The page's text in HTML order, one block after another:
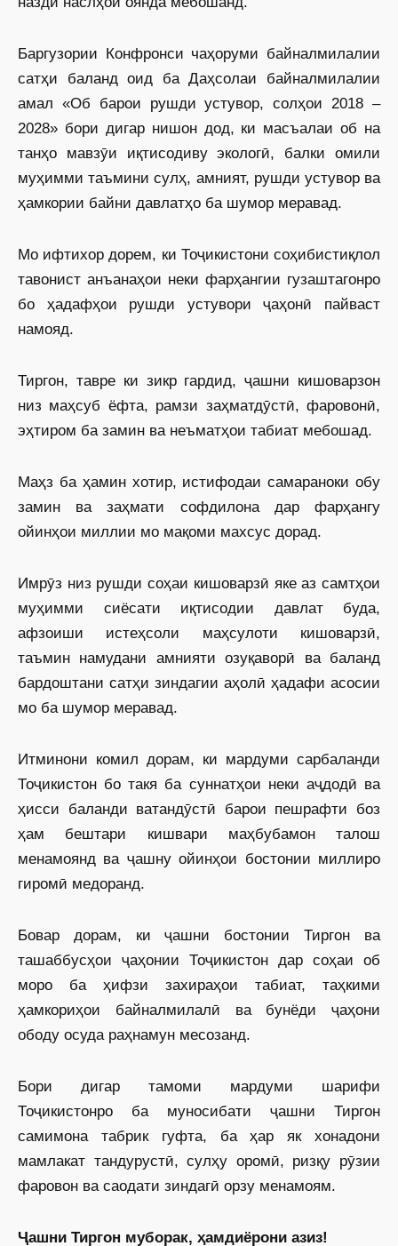
Баргузории Конфронси чаҳоруми байналмилалии
сатҳи баланд оид ба Даҳсолаи байналмилалии
амал «Об барои рушди устувор, солҳои 2018 –
2028» бори дигар нишон дод, ки масъалаи об на
танҳо мавзӯи иқтисодиву экологӣ, балки омили
муҳимми таъмини сулҳ, амният, рушди устувор ва
ҳамкории байни давлатҳо ба шумор меравад.
Мо ифтихор дорем, ки Тоҷикистони соҳибистиқлол
тавонист анъанаҳои неки фарҳангии гузаштагонро
бо ҳадафҳои рушди устувори ҷаҳонӣ пайваст
намояд.
Тиргон, тавре ки зикр гардид, ҷашни кишоварзон
низ маҳсуб ёфта, рамзи заҳматдӯстӣ, фаровонӣ,
эҳтиром ба замин ва неъматҳои табиат мебошад.
Маҳз ба ҳамин хотир, истифодаи самараноки обу
замин ва заҳмати софдилона дар фарҳангу
ойинҳои миллии мо мақоми махсус дорад.
Имрӯз низ рушди соҳаи кишоварзӣ яке аз самтҳои
муҳимми сиёсати иқтисодии давлат буда,
афзоиши истеҳсоли маҳсулоти кишоварзӣ,
таъмин намудани амнияти озуқаворӣ ва баланд
бардоштани сатҳи зиндагии аҳолӣ ҳадафи асосии
мо ба шумор меравад.
Итминони комил дорам, ки мардуми сарбаланди
Тоҷикистон бо такя ба суннатҳои неки аҷдодӣ ва
ҳисси баланди ватандӯстӣ барои пешрафти боз
ҳам бештари кишвари маҳбубамон талош
менамоянд ва ҷашну ойинҳои бостонии миллиро
гиромӣ медоранд.
Бовар дорам, ки ҷашни бостонии Тиргон ва
ташаббусҳои ҷаҳонии Тоҷикистон дар соҳаи об
моро ба ҳифзи захираҳои табиат, таҳкими
ҳамкориҳои байналмилалӣ ва бунёди ҷаҳони
ободу осуда раҳнамун месозанд.
Бори дигар тамоми мардуми шарифи
Тоҷикистонро ба муносибати ҷашни Тиргон
самимона табрик гуфта, ба ҳар як хонадони
мамлакат тандурустӣ, сулҳу оромӣ, ризқу рӯзии
фаровон ва саодати зиндагӣ орзу менамоям.
Ҷашни Тиргон муборак, ҳамдиёрони азиз!